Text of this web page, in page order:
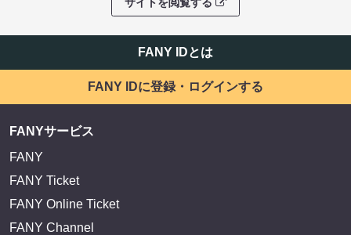
FANY IDとは
FANY IDに登録・ログインする
FANYサービス
FANY
FANY Ticket
FANY Online Ticket
FANY Channel